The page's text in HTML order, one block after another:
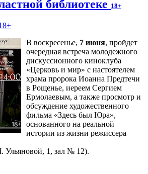
библиотеке 18+
В воскресенье, 7 июня, пройдет
очередная встреча молодежного
дискуссионного киноклуба
«Церковь и мир» с настоятелем
храма пророка Иоанна Предтечи
в Рощенье, иереем Сергием
Ермолаевым, а также просмотр и
обсуждение художественного
фильма «Здесь был Юра»,
основанного на реальной
истории из жизни режиссера
Ульяновой, 1, зал № 12).